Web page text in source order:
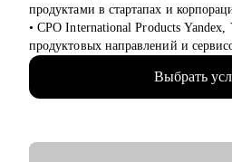
продуктами в стартапах и
• CPO International Products
продуктовых направлений и
Узбекистан, Армения, Казахстан,
FoodTech, AdTech продукты.
• Академический руководитель
Выбрать